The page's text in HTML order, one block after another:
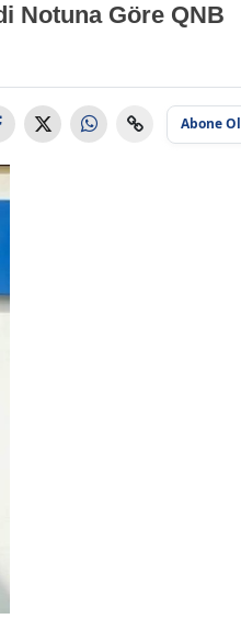
Notuna Göre QNB
Abone Ol